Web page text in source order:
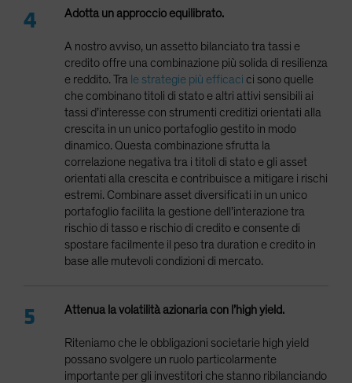
Adotta un approccio equilibrato.
A nostro avviso, un assetto bilanciato tra tassi e
credito offre una combinazione più solida di resilienza
e reddito. Tra le strategie più efficaci ci sono quelle
che combinano titoli di stato e altri attivi sensibili ai
tassi d’interesse con strumenti creditizi orientati alla
crescita in un unico portafoglio gestito in modo
dinamico. Questa combinazione sfrutta la
correlazione negativa tra i titoli di stato e gli asset
orientati alla crescita e contribuisce a mitigare i rischi
estremi. Combinare asset diversificati in un unico
portafoglio facilita la gestione dell’interazione tra
rischio di tasso e rischio di credito e consente di
spostare facilmente il peso tra duration e credito in
base alle mutevoli condizioni di mercato.
Attenua la volatilità azionaria con l’high yield.
Riteniamo che le obbligazioni societarie high yield
possano svolgere un ruolo particolarmente
importante per gli investitori che stanno ribilanciando